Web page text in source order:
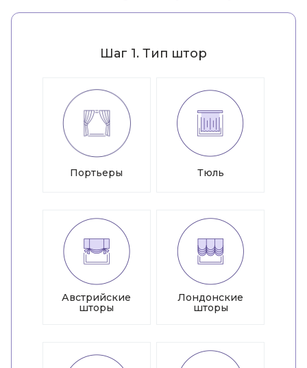
Шаг 1. Тип штор
Портьеры Тюль
Австрийские
шторы
Лондонские
шторы